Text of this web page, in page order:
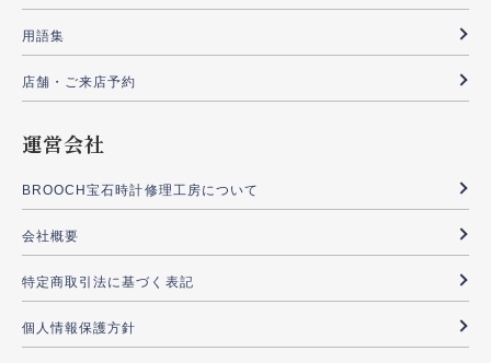
用語集
店舗・ご来店予約
運営会社
BROOCH宝石時計修理工房について
会社概要
特定商取引法に基づく表記
個人情報保護方針